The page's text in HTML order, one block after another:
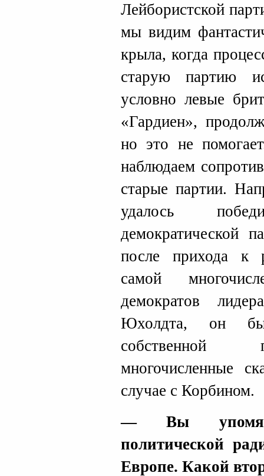
Лейбористской
мы видим
крыла, когда
старую партию
условно левые
«Гардиен»,
но это не
наблюдаем
старые партии.
удалось
после прихода к
самой
демократов
Юхолдта, он
собственной
многочисленные
случае с Корбином.
— Вы
политической
Европе. Какой